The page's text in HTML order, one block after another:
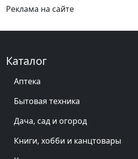
Реклама на сайте
Каталог
Аптека
Бытовая техника
Дача, сад и огород
Книги, хобби и канцтовары